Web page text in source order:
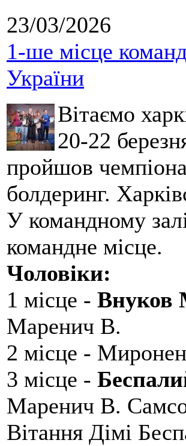
23/03/2026
1-ше місце
України
Вітаємо
20-22
пройшов
болдеринг.
У командному
командне місце.
Чоловіки:
1 місце - Внуков
Маренич В.
2 місце -
3 місце -
Маренич В.
Вітання Дімі